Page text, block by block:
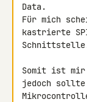
Data.
Für mich
kastrierte
Somit ist
jedoch